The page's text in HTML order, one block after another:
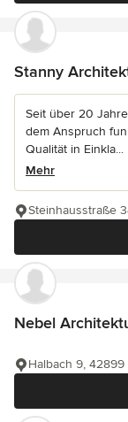
Stanny
Seit über 20
dem Anspruch
Qualität in Einkla...
Mehr
Steinhausstraße
Nebel
Halbach 9, 42899